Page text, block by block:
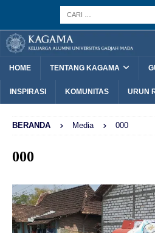
HOME TENTANG KAGAMA
INSPIRASI KOMUNITAS URUN
BERANDA Media 000
000